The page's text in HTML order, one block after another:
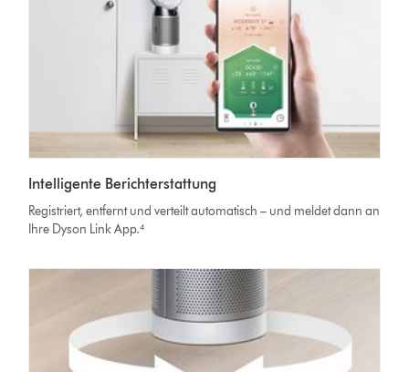
Intelligente Berichterstattung
Registriert, entfernt und verteilt automatisch – und meldet dann an
Ihre Dyson Link App.⁴